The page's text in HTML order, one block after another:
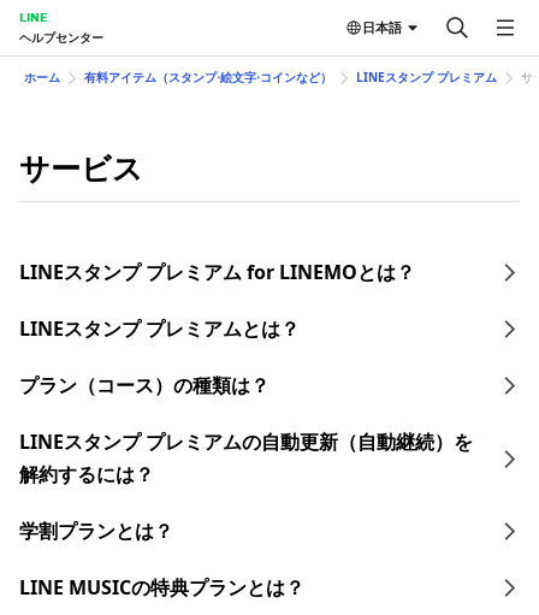
LINE
ヘルプセンター
日本語
ホーム 有料アイテム（スタンプ⋅絵文字⋅コインなど） LINEスタンプ プレミアム サ
サービス
LINEスタンプ プレミアム for LINEMOとは？
LINEスタンプ プレミアムとは？
プラン（コース）の種類は？
LINEスタンプ プレミアムの自動更新（自動継続）を
解約するには？
学割プランとは？
LINE MUSICの特典プランとは？